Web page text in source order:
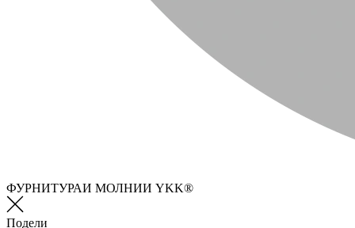
ФУРНИТУРАИ МОЛНИИ YKK®
Подели